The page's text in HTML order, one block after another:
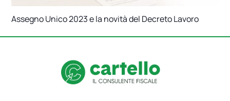
Assegno Unico 2023 e la novità del Decreto Lavoro